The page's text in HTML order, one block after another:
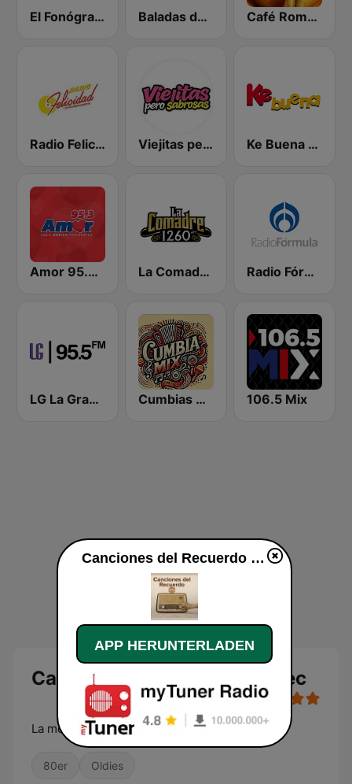
El Fonógrafo HD2 Baladas del Recuerdo Café Romántico Radio
Radio Felicidad 1180 AM Viejitas pero Sabrosas Radio Ke Buena 92.9 FM
Amor 95.3 FM La Comadre 1260 AM Radio Fórmula 103.3 FM
LG La Grande Cumbias Mix 106.5 Mix
Canciones del Recuerdo DJec
La mejor música de todos los tiempos
80er Oldies
Canciones del Recuerdo DJec live
APP HERUNTERLADEN